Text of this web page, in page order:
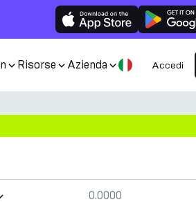
Risorse Azienda Accedi